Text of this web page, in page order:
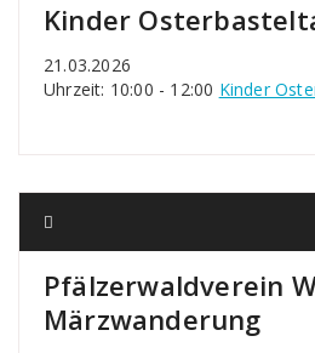
Kinder
21.03.2026
Uhrzeit: 10:00 - 12:00 Kinder
Pfälzerwaldverein
Märzwanderung